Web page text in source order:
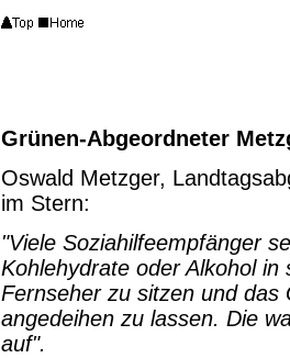
Grünen-Abgeordneter
Oswald Metzger,
im Stern:
"Viele Soziahilfeempfänger
Kohlehydrate oder Alkohol
Fernseher zu sitzen und das
angedeihen zu lassen. Die
auf".